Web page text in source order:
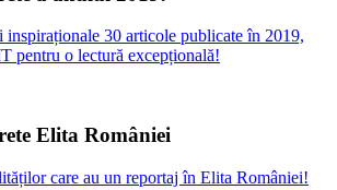
inspiraționale 30 articole publicate în 2019,
pentru o lectură excepțională!
Elita României
care au un reportaj în Elita României!